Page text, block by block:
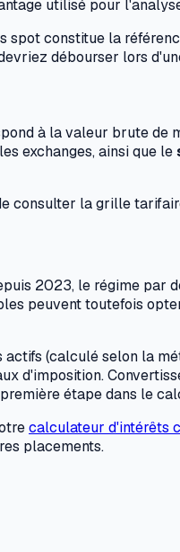
utilisé pour
constitue la
débourser lors
à la valeur brute de
exchanges, ainsi que le
consulter la grille
2023, le régime par
peuvent toutefois
actifs (calculé selon la
d'imposition.
étape dans le
calculateur d'intérêts
placements.